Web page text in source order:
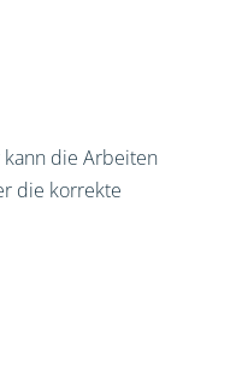
die Arbeiten
die korrekte